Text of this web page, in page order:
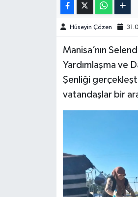
Hüseyin Çözen
​​​​​​Manisa’nın
Yardımlaşma ve
Şenliği
vatandaşlar bir
Burç Yorumları
Hava Durumu